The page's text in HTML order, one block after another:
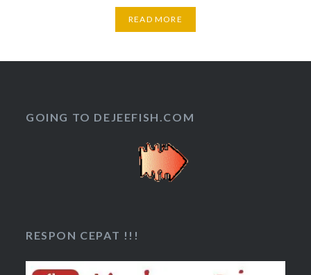
READ MORE
GOING TO DEJEEFISH.COM
RESPON CEPAT !!!